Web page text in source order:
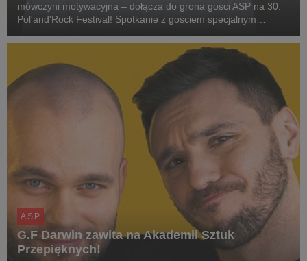
mówczyni motywacyjna – dołącza do grona gości ASP na 30.
Pol'and'Rock Festival! Spotkanie z gościem specjalnym
autentyczności, dążeniu do doskonałości i czerpa...
ASP
G.F Darwin zawita na Akademii Sztuk
Przepięknych!